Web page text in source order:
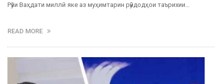
Рӯзи Ваҳдати миллӣ яке аз муҳимтарин рӯйдодҳои таърихии…
READ MORE